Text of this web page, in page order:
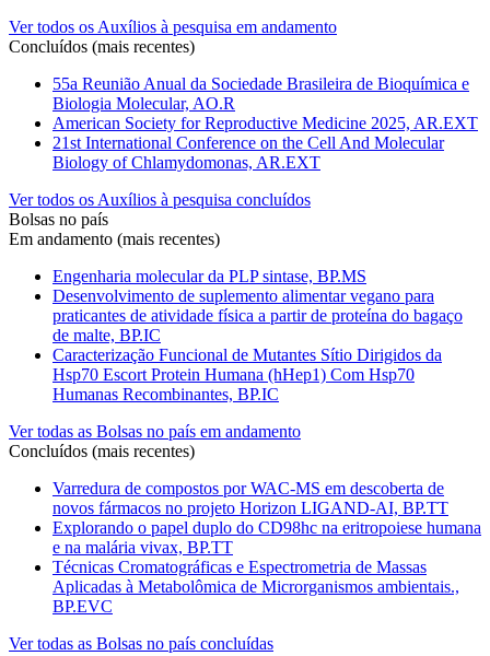
Ver todos os Auxílios à pesquisa em andamento
Concluídos (mais recentes)
55a Reunião Anual da Sociedade Brasileira de Bioquímica e
Biologia Molecular, AO.R
American Society for Reproductive Medicine 2025, AR.EXT
21st International Conference on the Cell And Molecular
Biology of Chlamydomonas, AR.EXT
Ver todos os Auxílios à pesquisa concluídos
Bolsas no país
Em andamento (mais recentes)
Engenharia molecular da PLP sintase, BP.MS
Desenvolvimento de suplemento alimentar vegano para
praticantes de atividade física a partir de proteína do bagaço
de malte, BP.IC
Caracterização Funcional de Mutantes Sítio Dirigidos da
Hsp70 Escort Protein Humana (hHep1) Com Hsp70
Humanas Recombinantes, BP.IC
Ver todas as Bolsas no país em andamento
Concluídos (mais recentes)
Varredura de compostos por WAC-MS em descoberta de
novos fármacos no projeto Horizon LIGAND-AI, BP.TT
Explorando o papel duplo do CD98hc na eritropoiese humana
e na malária vivax, BP.TT
Técnicas Cromatográficas e Espectrometria de Massas
Aplicadas à Metabolômica de Microrganismos ambientais.,
BP.EVC
Ver todas as Bolsas no país concluídas